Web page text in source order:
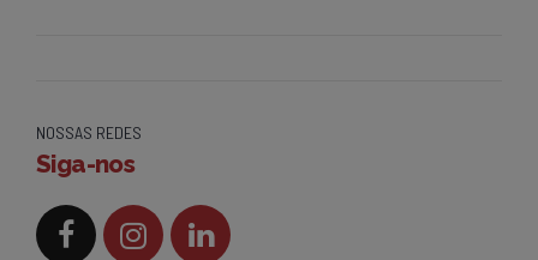
NOSSAS REDES
Siga-nos